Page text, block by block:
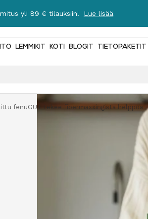
yli 89 € tilauksiin! Lue lisää
LEMMIKIT KOTI BLOGIT TIETOPAKETIT
fenuGUT tekee fibermaxxingista helppoa